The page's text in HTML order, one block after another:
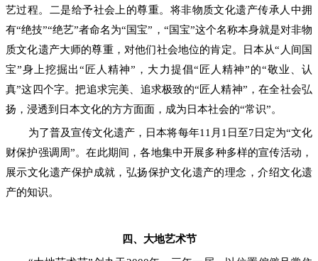
艺过程。二是给予社会上的尊重。将非物质文化遗产传承人中拥
有“绝技”“绝艺”者命名为“国宝”，“国宝”这个名称本身就是对非物
质文化遗产大师的尊重，对他们社会地位的肯定。日本从“人间国
宝”身上挖掘出“匠人精神”，大力提倡“匠人精神”的“敬业、认
真”这四个字。把追求完美、追求极致的“匠人精神”，在全社会弘
扬，浸透到日本文化的方方面面，成为日本社会的“常识”。
为了普及宣传文化遗产，日本将每年11月1日至7日定为“文化
财保护强调周”。在此期间，各地集中开展多种多样的宣传活动，
展示文化遗产保护成就，弘扬保护文化遗产的理念，介绍文化遗
产的知识。
四、大地艺术节